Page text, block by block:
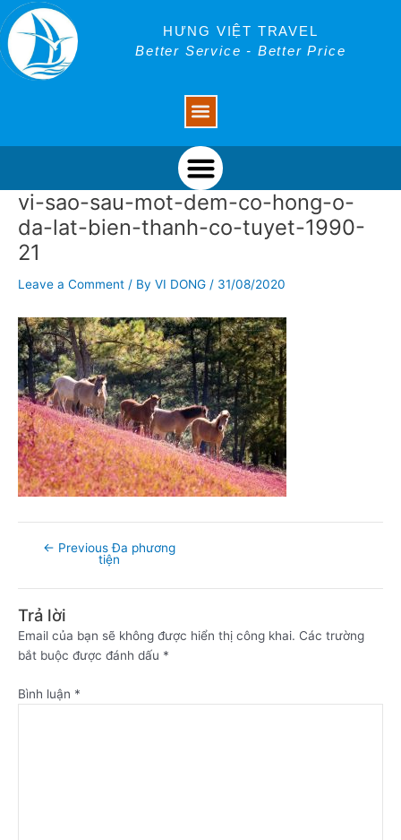
Skip
to
content
HƯNG VIỆT TRAVEL
Better Service - Better Price
Menu
vi-sao-sau-mot-dem-co-hong-o-
da-lat-bien-thanh-co-tuyet-1990-
21
Leave a Comment / By VI DONG / 31/08/2020
Post
navigation
← Previous Đa phương
tiện
Trả lời
Email của bạn sẽ không được hiển thị công khai. Các trường
bắt buộc được đánh dấu *
Bình luận *